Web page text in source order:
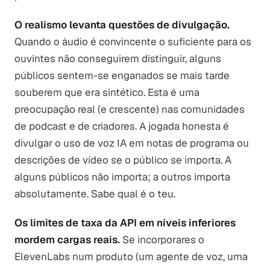
O realismo levanta questões de divulgação.
Quando o áudio é convincente o suficiente para os
ouvintes não conseguirem distinguir, alguns
públicos sentem-se enganados se mais tarde
souberem que era sintético. Esta é uma
preocupação real (e crescente) nas comunidades
de podcast e de criadores. A jogada honesta é
divulgar o uso de voz IA em notas de programa ou
descrições de vídeo se o público se importa. A
alguns públicos não importa; a outros importa
absolutamente. Sabe qual é o teu.
Os limites de taxa da API em níveis inferiores
mordem cargas reais. Se incorporares o
ElevenLabs num produto (um agente de voz, uma